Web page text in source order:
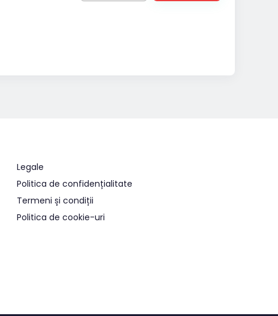
Legale
Politica de confidențialitate
Termeni și condiții
Politica de cookie-uri